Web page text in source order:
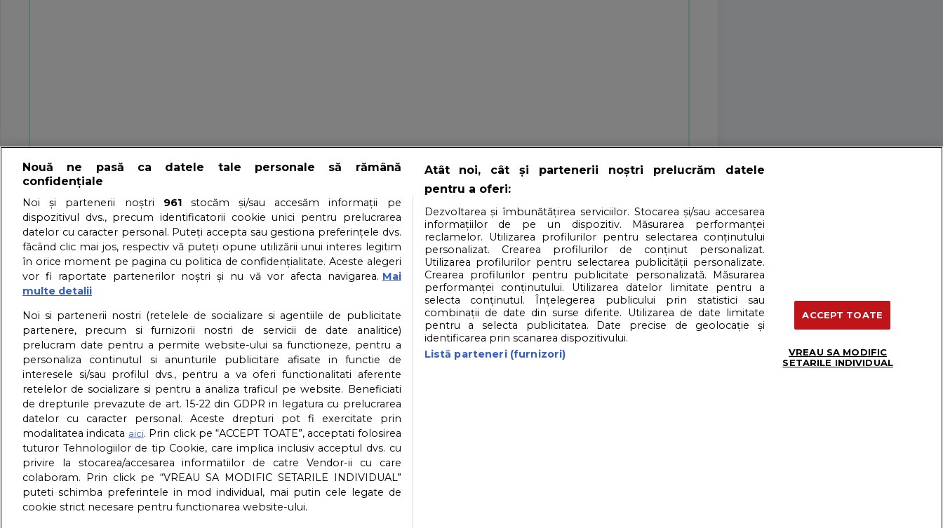
Stiri Video Probleme sex Sfaturi sex Sanatate sexuala Educatie sexuala Termeni si conditii
De ce acest site Partener: Depositphotos.com
© 2026SfatulParintilor.ro
Nouă ne pasă ca datele tale personale să rămână
confidențiale
Noi și partenerii noștri 961stocăm și/sau accesăm informații pe
dispozitivul dvs., precum identificatorii cookie unici pentru prelucrarea
datelor cu caracter personal. Puteți accepta sau gestiona preferințele dvs.
făcând clic mai jos, respectiv vă puteți opune utilizării unui interes legitim
în orice moment pe pagina cu politica de confidențialitate. Aceste alegeri
vor fi raportate partenerilor noștri și nu vă vor afecta navigarea. Mai
multe detalii
Noi si partenerii nostri (retelele de socializare si agentiile de publicitate
partenere, precum si furnizorii nostri de servicii de date analitice)
prelucram date pentru a permite website-ului sa functioneze, pentru a
personaliza continutul si anunturile publicitare afisate in functie de
interesele si/sau profilul dvs., pentru a va oferi functionalitati aferente
retelelor de socializare si pentru a analiza traficul pe website. Beneficiati
de drepturile prevazute de art. 15-22 din GDPR in legatura cu prelucrarea
datelor cu caracter personal. Aceste drepturi pot fi exercitate prin
modalitatea indicata aici. Prin click pe “ACCEPT TOATE”, acceptati folosirea
tuturor Tehnologiilor de tip Cookie, care implica inclusiv acceptul dvs. cu
privire la stocarea/accesarea informatiilor de catre Vendor-ii cu care
colaboram. Prin click pe “VREAU SA MODIFIC SETARILE INDIVIDUAL”
puteti schimba preferintele in mod individual, mai putin cele legate de
cookie strict necesare pentru functionarea website-ului.
Atât noi, cât și partenerii noștri prelucrăm datele
pentru a oferi:
Dezvoltarea și îmbunătățirea serviciilor. Stocarea și/sau accesarea
informațiilor de pe un dispozitiv. Măsurarea performanței
reclamelor. Utilizarea profilurilor pentru selectarea conținutului
personalizat. Crearea profilurilor de conținut personalizat.
Utilizarea profilurilor pentru selectarea publicității personalizate.
Crearea profilurilor pentru publicitate personalizată. Măsurarea
performanței conținutului. Utilizarea datelor limitate pentru a
selecta conținutul. Înțelegerea publicului prin statistici sau
combinații de date din surse diferite. Utilizarea de date limitate
pentru a selecta publicitatea. Date precise de geolocație și
identificarea prin scanarea dispozitivului.
Listă parteneri (furnizori)
ACCEPT TOATE
VREAU SA MODIFIC
SETARILE INDIVIDUAL